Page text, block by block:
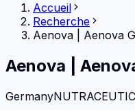
Accueil
Recherche
Aenova
Aenova
Aenova
Germany